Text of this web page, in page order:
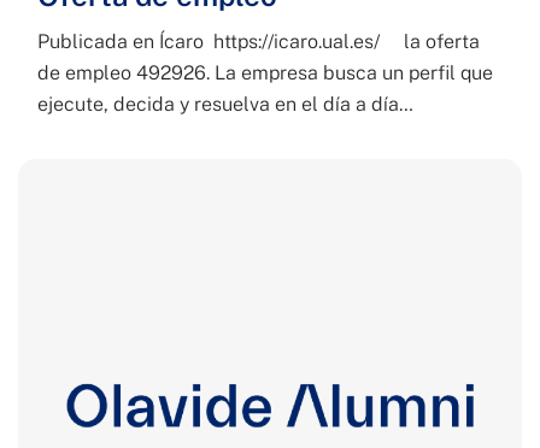
Publicada en Ícaro https://icaro.ual.es/ la oferta
de empleo 492926. La empresa busca un perfil que
ejecute, decida y resuelva en el día a día…